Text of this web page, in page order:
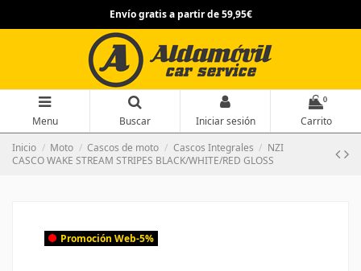
Envío gratis a partir de 59,95€
Menu Buscar Iniciar sesión
0
Carrito
Inicio
Moto Cascos de moto Cascos Integrales
NZI
CASCO WAKE STREAM STRIPES BLACK/WHITE/RED GLOSS
Promoción Web-5%